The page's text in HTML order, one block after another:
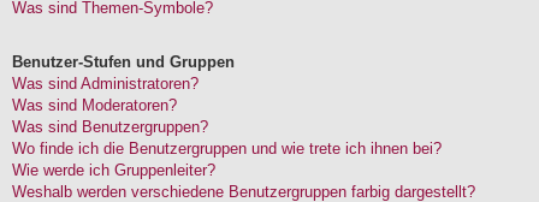
Was sind Themen-Symbole?
Benutzer-Stufen und Gruppen
Was sind Administratoren?
Was sind Moderatoren?
Was sind Benutzergruppen?
Wo finde ich die Benutzergruppen und wie trete ich ihnen bei?
Wie werde ich Gruppenleiter?
Weshalb werden verschiedene Benutzergruppen farbig dargestellt?